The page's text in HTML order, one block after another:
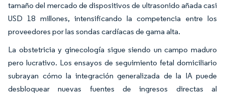
tamaño del mercado de dispositivos de ultrasonido añada casi
USD 18 millones, intensificando la competencia entre los
proveedores por las sondas cardíacas de gama alta.
La obstetricia y ginecología sigue siendo un campo maduro
pero lucrativo. Los ensayos de seguimiento fetal domiciliario
subrayan cómo la integración generalizada de la IA puede
desbloquear nuevas fuentes de ingresos directas al